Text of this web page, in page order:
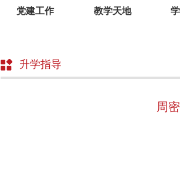
党建工作 教学天地
升学指导
周